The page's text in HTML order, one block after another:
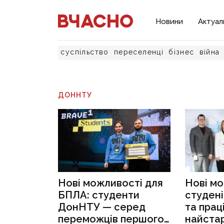
Новини
суспільство переселенці бізнес війна
ДОННТУ
Нові можливості для
БПЛА: студенти
ДонНТУ — серед
переможців першого
Нові
та